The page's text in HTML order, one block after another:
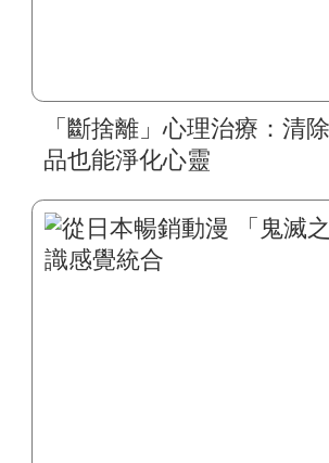
「斷捨離」心理治療：清
品也能淨化心靈